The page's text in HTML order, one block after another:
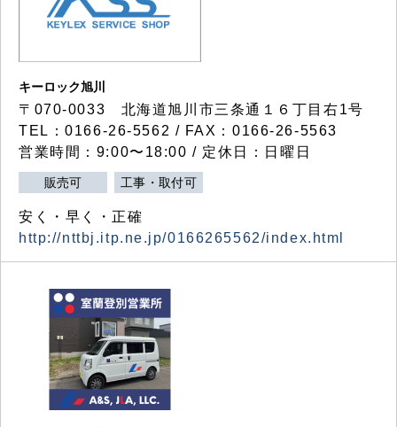
キーロック旭川
〒070-0033 北海道旭川市三条通１６丁目右1号
TEL：0166-26-5562 / FAX：0166-26-5563
営業時間：9:00〜18:00 / 定休日：日曜日
販売可 工事・取付可
安く・早く・正確
http://nttbj.itp.ne.jp/0166265562/index.html